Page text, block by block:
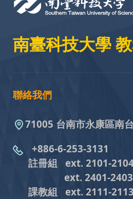
南臺科技大學
聯絡我們
71005 台南市永康區南
+886-6-253-3131
註冊組 ext. 2101-
ext. 2401-2403
課教組 ext. 2111-2113